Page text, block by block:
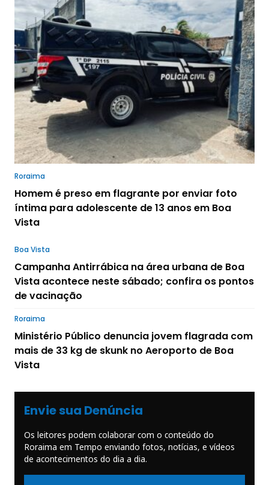
Roraima
Homem é preso em flagrante por enviar foto
íntima para adolescente de 13 anos em Boa
Vista
Boa Vista
Campanha Antirrábica na área urbana de Boa
Vista acontece neste sábado; confira os pontos
de vacinação
Roraima
Ministério Público denuncia jovem flagrada com
mais de 33 kg de skunk no Aeroporto de Boa
Vista
Envie sua Denúncia
Os leitores podem colaborar com o conteúdo do
Roraima em Tempo enviando fotos, notícias, e vídeos
de acontecimentos do dia a dia.